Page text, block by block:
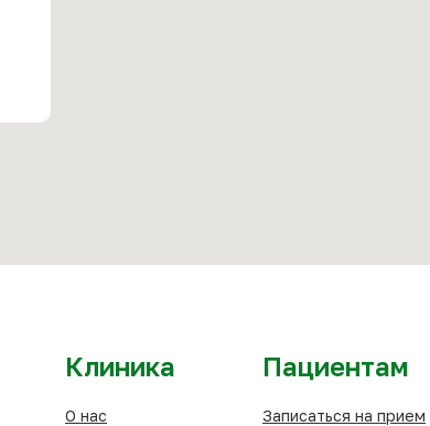
Клиника
О нас
Пациентам
Записаться на прием